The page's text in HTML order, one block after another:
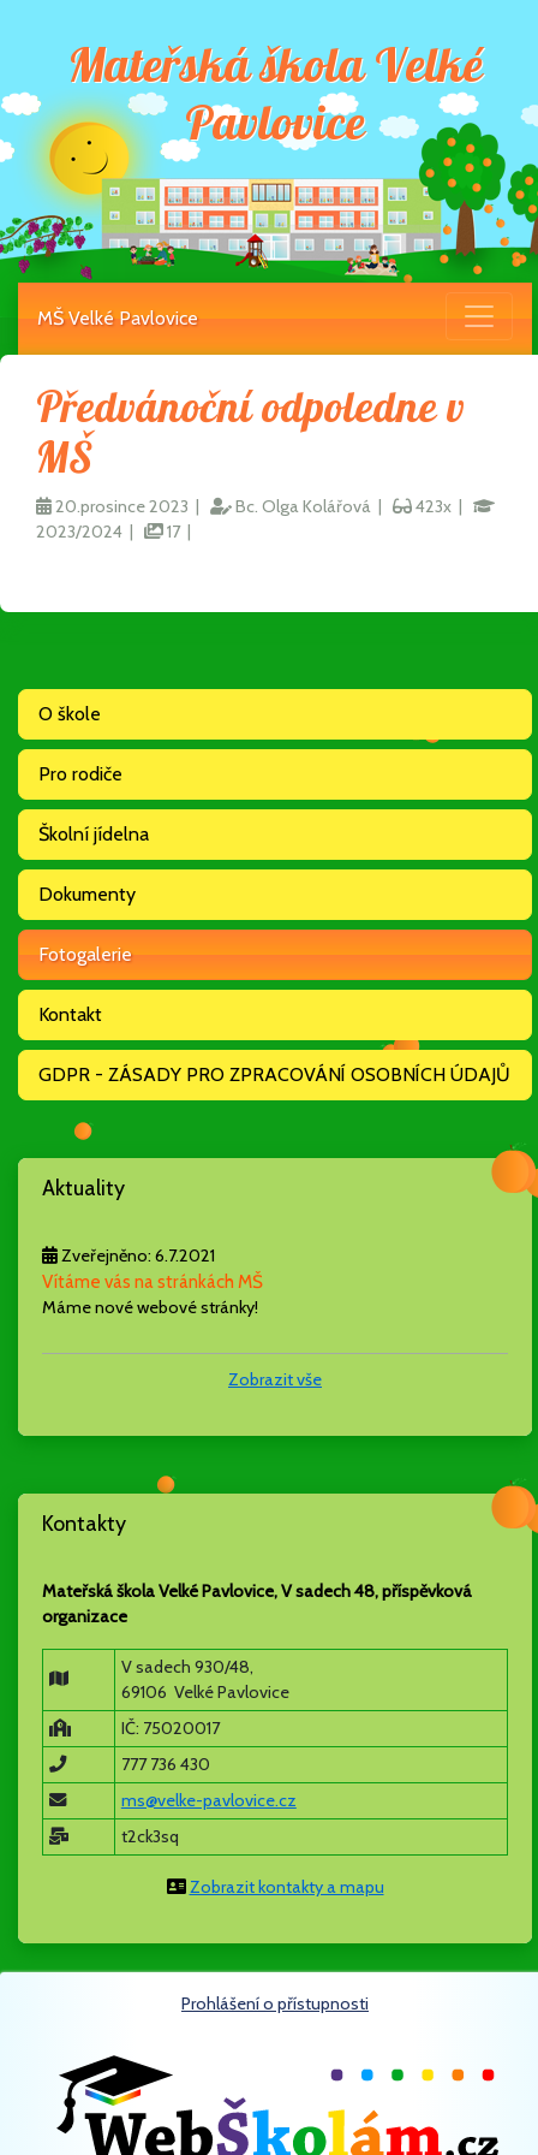
Mateřská škola Velké
Pavlovice
MŠ Velké Pavlovice
Předvánoční odpoledne v
MŠ
20.prosince 2023 | Bc. Olga Kolářová |
423x |
2023/2024 |
17 |
O škole
Pro rodiče
Školní jídelna
Dokumenty
Fotogalerie
Kontakt
GDPR - ZÁSADY PRO ZPRACOVÁNÍ OSOBNÍCH ÚDAJŮ
Aktuality
Zveřejněno: 6.7.2021
Vítáme vás na stránkách MŠ
Máme nové webové stránky!
Zobrazit vše
Kontakty
Mateřská škola Velké Pavlovice, V sadech 48, příspěvková
organizace
V sadech 930/48,
69106 Velké Pavlovice
IČ: 75020017
777 736 430
ms@velke-pavlovice.cz
t2ck3sq
Zobrazit kontakty a mapu
Prohlášení o přístupnosti